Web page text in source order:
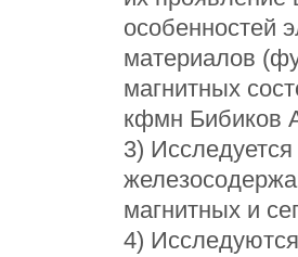
особенностей
материалов
магнитных
кфмн Бибиков
3)
магнитных и
4)